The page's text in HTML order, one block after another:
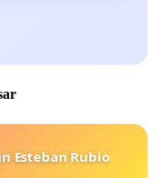
Esteban Rubio